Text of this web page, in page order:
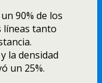
90% de los
lí­neas tanto
la densidad
un 25%.